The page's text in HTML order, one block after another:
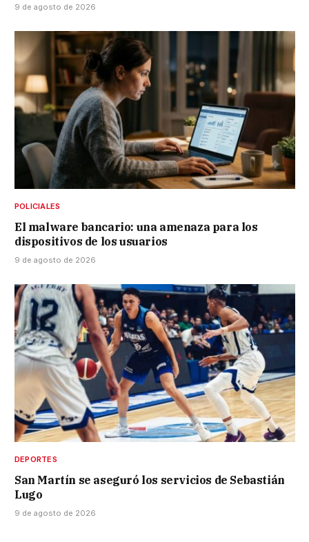
9 de agosto de 2026
POLICIALES
El malware bancario: una amenaza para los
dispositivos de los usuarios
9 de agosto de 2026
DEPORTES
San Martín se aseguró los servicios de Sebastián
Lugo
9 de agosto de 2026